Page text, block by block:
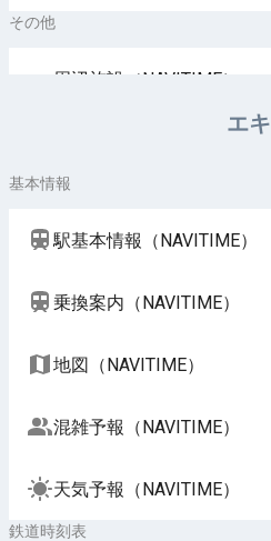
その他
周辺施設（NAVITIME）
エキ
基本情報
駅基本情報（NAVITIME）
乗換案内（NAVITIME）
地図（NAVITIME）
混雑予報（NAVITIME）
天気予報（NAVITIME）
鉄道時刻表